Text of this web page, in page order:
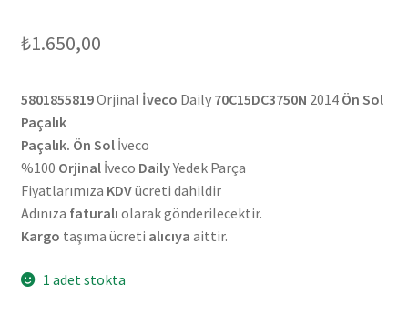
₺1.650,00
5801855819Orjinal İveco Daily 70C15DC3750N 2014 Ön Sol
Paçalık
Paçalık. Ön Solİveco
%100 Orjinalİveco DailyYedek Parça
Fiyatlarımıza KDVücreti dahildir
Adınıza faturalı olarak gönderilecektir.
Kargo taşıma ücreti alıcıya aittir.
1 adet stokta